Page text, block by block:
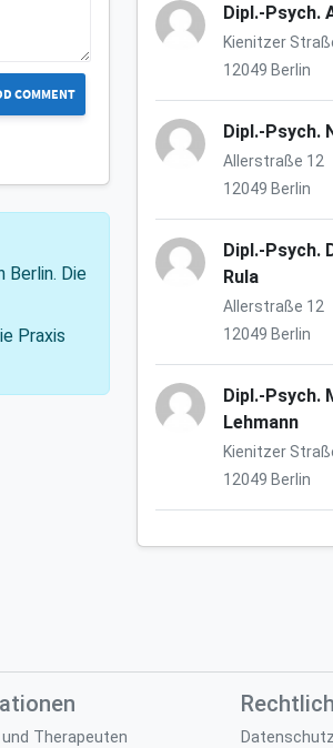
COMMENT
Berlin. Die
Praxis
Dipl.-Psych.
Kienitzer
12049 Berlin
Dipl.-Psych.
Allerstraße 12
12049 Berlin
Dipl.-Psych.
Rula
Allerstraße 12
12049 Berlin
Dipl.-Psych.
Lehmann
Kienitzer
12049 Berlin
Therapeuten Datenschutz